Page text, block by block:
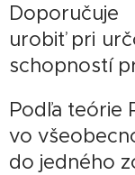
urobiť pri
schopností
Podľa teórie
vo
do jedného